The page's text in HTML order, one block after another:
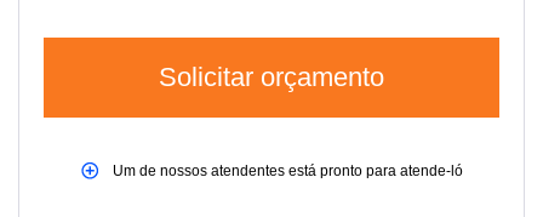
Solicitar orçamento
Um de nossos atendentes está pronto para atende-ló